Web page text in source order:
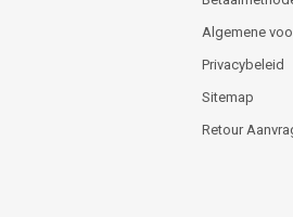
Algemene
Privacybeleid
Sitemap
Retour